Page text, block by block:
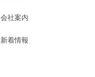
会社案内
新着情報